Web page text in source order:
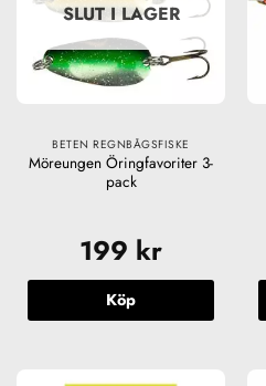
SLUT I LAGER
BETEN REGNBÅGSFISKE
Möreungen Öringfavoriter 3-
pack
199 kr
Köp